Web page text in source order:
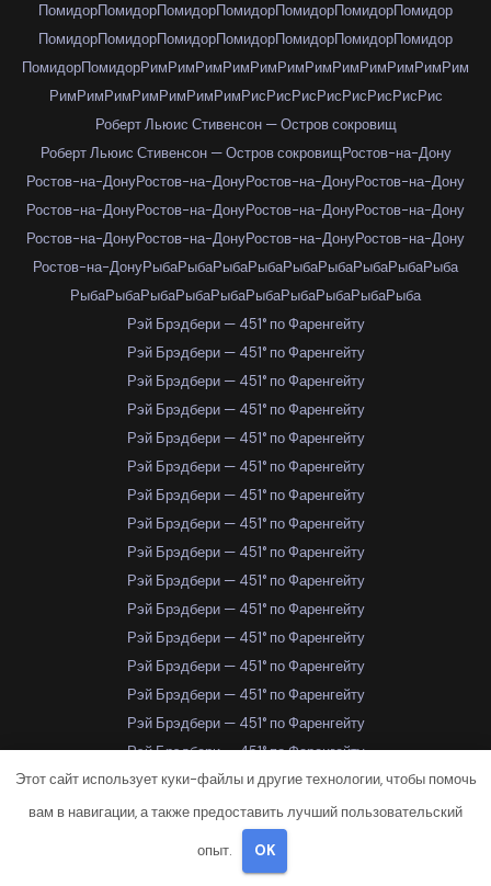
ПомидорПомидорПомидорПомидорПомидорПомидорПомидор
ПомидорПомидорПомидорПомидорПомидорПомидорПомидор
ПомидорПомидорРимРимРимРимРимРимРимРимРимРимРимРим
РимРимРимРимРимРимРимРисРисРисРисРисРисРисРис
Роберт Льюис Стивенсон — Остров сокровищ
Роберт Льюис Стивенсон — Остров сокровищРостов-на-Дону
Ростов-на-ДонуРостов-на-ДонуРостов-на-ДонуРостов-на-Дону
Ростов-на-ДонуРостов-на-ДонуРостов-на-ДонуРостов-на-Дону
Ростов-на-ДонуРостов-на-ДонуРостов-на-ДонуРостов-на-Дону
Ростов-на-ДонуРыбаРыбаРыбаРыбаРыбаРыбаРыбаРыбаРыба
РыбаРыбаРыбаРыбаРыбаРыбаРыбаРыбаРыбаРыба
Рэй Брэдбери — 451° по Фаренгейту
Рэй Брэдбери — 451° по Фаренгейту
Рэй Брэдбери — 451° по Фаренгейту
Рэй Брэдбери — 451° по Фаренгейту
Рэй Брэдбери — 451° по Фаренгейту
Рэй Брэдбери — 451° по Фаренгейту
Рэй Брэдбери — 451° по Фаренгейту
Рэй Брэдбери — 451° по Фаренгейту
Рэй Брэдбери — 451° по Фаренгейту
Рэй Брэдбери — 451° по Фаренгейту
Рэй Брэдбери — 451° по Фаренгейту
Рэй Брэдбери — 451° по Фаренгейту
Рэй Брэдбери — 451° по Фаренгейту
Рэй Брэдбери — 451° по Фаренгейту
Рэй Брэдбери — 451° по Фаренгейту
Рэй Брэдбери — 451° по Фаренгейту
Рэй Брэдбери — 451° по Фаренгейту
Рэй Брэдбери — 451° по Фаренгейту
Рэй Брэдбери — 451° по Фаренгейту
Рэй Брэдбери — 451° по Фаренгейту
Этот сайт использует куки-файлы и другие технологии, чтобы помочь
вам в навигации, а также предоставить лучший пользовательский
опыт. OK